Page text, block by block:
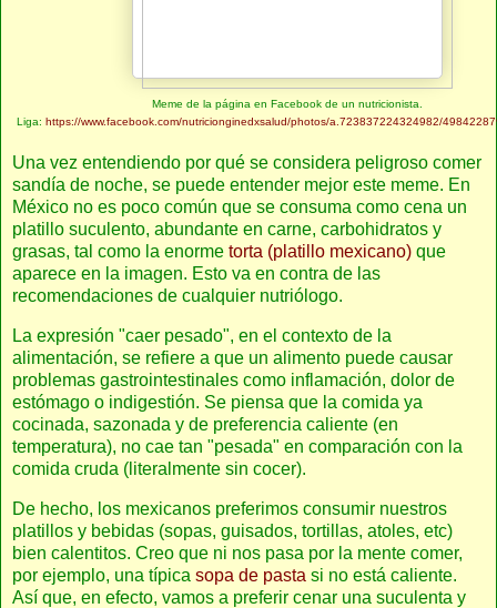
Meme de la página en Facebook de un nutricionista.
Liga: https://www.facebook.com/nutricionginedxsalud/photos/a.723837224324982/
Una vez entendiendo por qué se considera peligroso comer
sandía de noche, se puede entender mejor este meme. En
México no es poco común que se consuma como cena un
platillo suculento, abundante en carne, carbohidratos y
grasas, tal como la enorme torta (platillo mexicano) que
aparece en la imagen. Esto va en contra de las
recomendaciones de cualquier nutriólogo.
La expresión "caer pesado", en el contexto de la
alimentación, se refiere a que un alimento puede causar
problemas gastrointestinales como inflamación, dolor de
estómago o indigestión. Se piensa que la comida ya
cocinada, sazonada y de preferencia caliente (en
temperatura), no cae tan "pesada" en comparación con la
comida cruda (literalmente sin cocer).
De hecho, los mexicanos preferimos consumir nuestros
platillos y bebidas (sopas, guisados, tortillas, atoles, etc)
bien calentitos. Creo que ni nos pasa por la mente comer,
por ejemplo, una típica sopa de pasta si no está caliente.
Así que, en efecto, vamos a preferir cenar una suculenta y